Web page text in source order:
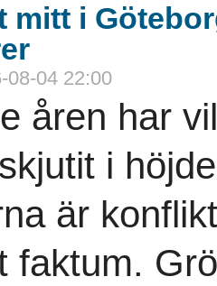
mitt i
04 22:00
åren har
i
är
faktum.